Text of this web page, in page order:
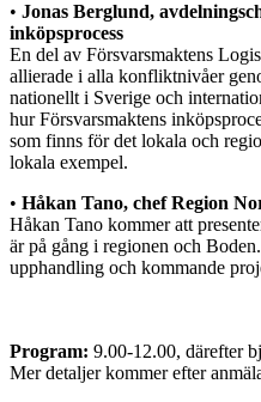
• Jonas Berglund,
inköpsprocess
En del av Försvarsmaktens
allierade i alla konfliktnivåer
nationellt i Sverige och
hur Försvarsmaktens
som finns för det lokala och
lokala exempel.
• Håkan Tano, chef Region
Håkan Tano kommer att
är på gång i regionen och
upphandling och kommande
Program: 9.00-12.00, därefter
Mer detaljer kommer efter